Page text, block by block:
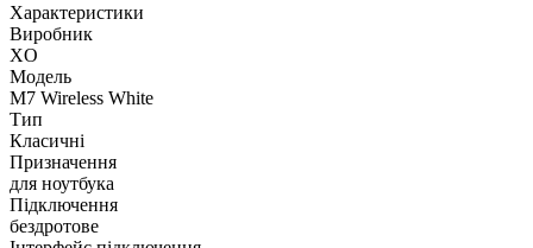
Характеристики
Виробник
XO
Модель
M7 Wireless White
Тип
Класичні
Призначення
для ноутбука
Підключення
бездротове